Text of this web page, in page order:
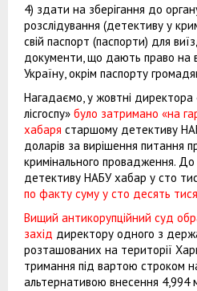
4) здати на зберігання до
розслідування (детективу у
свій паспорт (паспорти) для
документи, що дають право на
Україну, окрім паспорту
Нагадаємо, у жовтні директора
лісгоспу» було затримано «на
хабаря старшому детективу
доларів за вирішення питання
кримінального провадження. До
детективу НАБУ хабар у сто
по факту суму у сто десять
Вищий антикорупційний суд
захід директору одного з
розташованих на території
тримання під вартою строком
альтернативою внесення 4,994